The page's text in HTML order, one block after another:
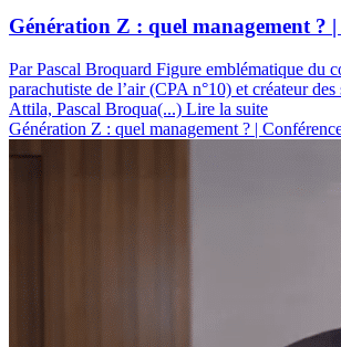
Génération Z : quel management ?
Par Pascal Broquard Figure emblématique du
parachutiste de l’air (CPA n°10) et créateur
Attila, Pascal Broqua(...) Lire la suite
Génération Z : quel management ? |